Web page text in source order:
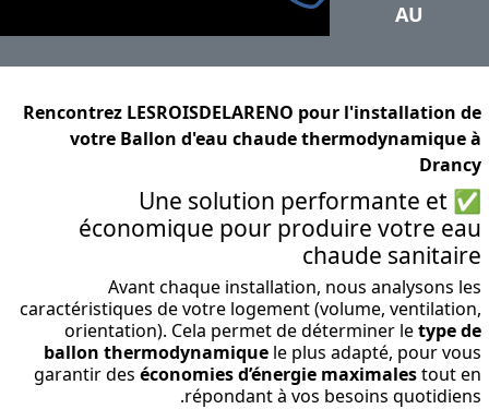
AU
Rencontrez LESROISDELARENO pour l'installation de
votre Ballon d'eau chaude thermodynamique à
Drancy
✅ Une solution performante et
économique pour produire votre eau
chaude sanitaire
Avant chaque installation, nous analysons les
caractéristiques de votre logement (volume, ventilation,
orientation). Cela permet de déterminer letype de
ballon thermodynamiquele plus adapté, pour vous
garantir des économies d’énergie maximalestout en
répondant à vos besoins quotidiens.